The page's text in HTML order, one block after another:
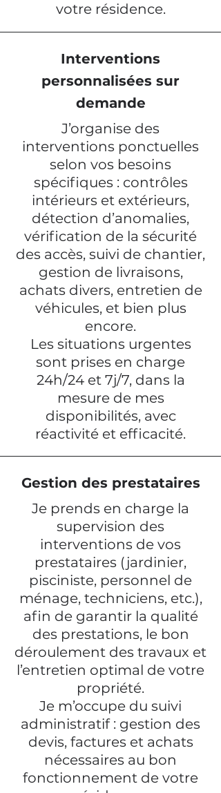
votre résidence.
Interventions
personnalisées sur
demande
J’organise des
interventions ponctuelles
selon vos besoins
spécifiques : contrôles
intérieurs et extérieurs,
détection d’anomalies,
vérification de la sécurité
des accès, suivi de chantier,
gestion de livraisons,
achats divers, entretien de
véhicules, et bien plus
encore.
Les situations urgentes
sont prises en charge
24h/24 et 7j/7, dans la
mesure de mes
disponibilités, avec
réactivité et efficacité.
Gestion des prestataires
Je prends en charge la
supervision des
interventions de vos
prestataires (jardinier,
pisciniste, personnel de
ménage, techniciens, etc.),
afin de garantir la qualité
des prestations, le bon
déroulement des travaux et
l’entretien optimal de votre
propriété.
Je m’occupe du suivi
administratif : gestion des
devis, factures et achats
nécessaires au bon
fonctionnement de votre